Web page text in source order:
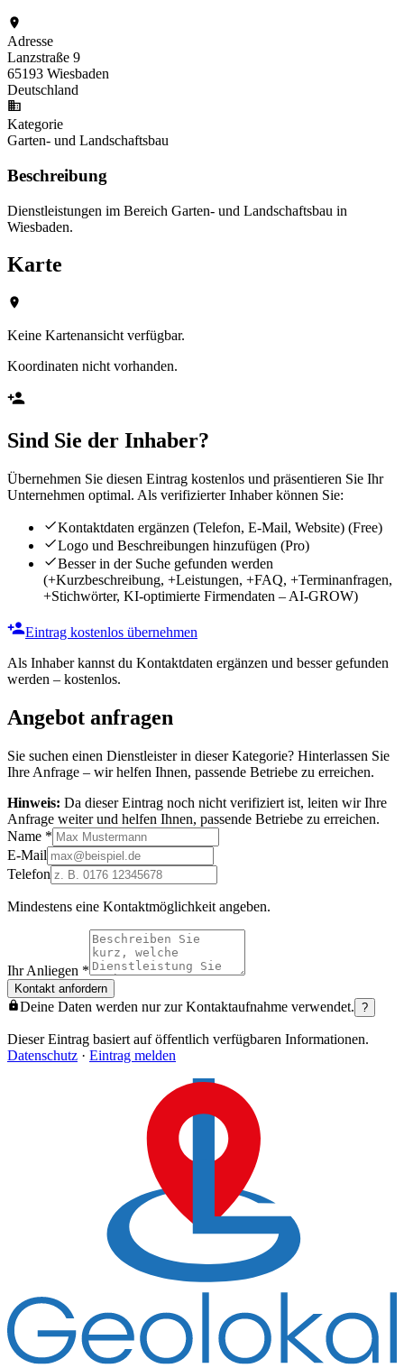
Adresse
Lanzstraße 9
65193 Wiesbaden
Deutschland
Kategorie
Garten- und Landschaftsbau
Beschreibung
Dienstleistungen im Bereich Garten- und Landschaftsbau in
Wiesbaden.
Karte
Keine Kartenansicht verfügbar.
Koordinaten nicht vorhanden.
Sind Sie der Inhaber?
Übernehmen Sie diesen Eintrag kostenlos und präsentieren Sie Ihr
Unternehmen optimal. Als verifizierter Inhaber können Sie:
Kontaktdaten ergänzen (Telefon, E-Mail, Website) (Free)
Logo und Beschreibungen hinzufügen (Pro)
Besser in der Suche gefunden werden
(+Kurzbeschreibung, +Leistungen, +FAQ, +Terminanfragen,
+Stichwörter, KI-optimierte Firmendaten – AI-GROW)
Eintrag kostenlos übernehmen
Als Inhaber kannst du Kontaktdaten ergänzen und besser gefunden
werden – kostenlos.
Angebot anfragen
Sie suchen einen Dienstleister in dieser Kategorie? Hinterlassen Sie
Ihre Anfrage – wir helfen Ihnen, passende Betriebe zu erreichen.
Hinweis: Da dieser Eintrag noch nicht verifiziert ist, leiten wir Ihre
Anfrage weiter und helfen Ihnen, passende Betriebe zu erreichen.
Name *
E-Mail
Telefon
Mindestens eine Kontaktmöglichkeit angeben.
Ihr Anliegen *
Kontakt anfordern
Deine Daten werden nur zur Kontaktaufnahme verwendet. ?
Dieser Eintrag basiert auf öffentlich verfügbaren Informationen.
Datenschutz · Eintrag melden